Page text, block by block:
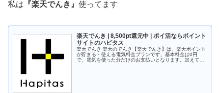
私は 『楽天でんき』 使ってます
楽天でんき | 8,500pt還元中 | ポイ活ならポイント
サイトのハピタス
楽天でんき 楽天のでんき【楽天でんき】は、楽天ポイント
が貯まる・使える電気料金プランです。基本料金は0円
で、電気を使った分だけのお支払いとなります。加えて、